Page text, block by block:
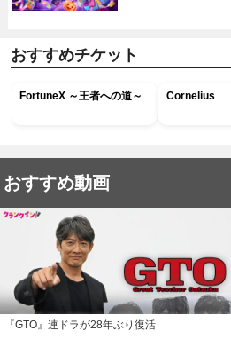
おすすめチケット
FortuneX ～王者への道～ Cornelius
おすすめ動画
『GTO』連ドラが28年ぶり復活